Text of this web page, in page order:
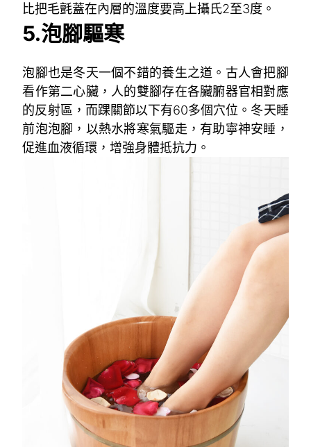
比把毛氈蓋在內層的溫度要高上攝氏2至3度。
5.泡腳驅寒
泡腳也是冬天一個不錯的養生之道。古人會把腳
看作第二心臟，人的雙腳存在各臟腑器官相對應
的反射區，而踝關節以下有60多個穴位。冬天睡
前泡泡腳，以熱水將寒氣驅走，有助寧神安睡，
促進血液循環，增強身體抵抗力。